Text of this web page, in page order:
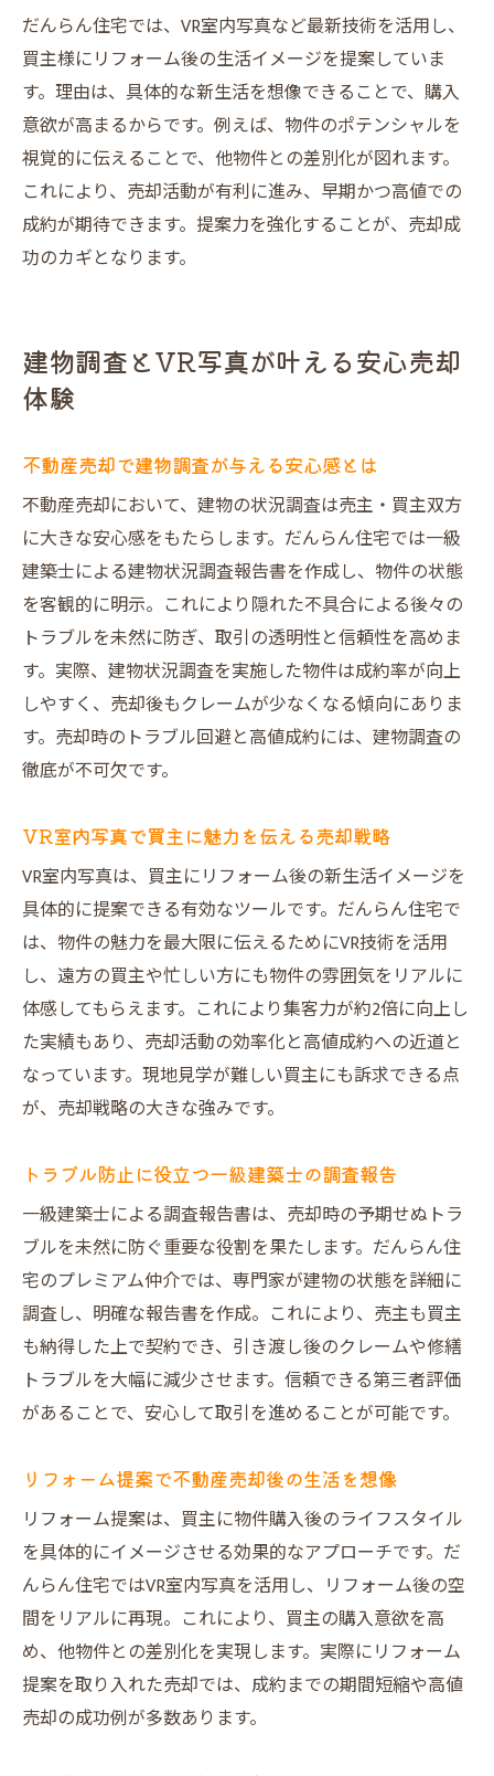
だんらん住宅では、VR室内写真など最新技術を活用し、
買主様にリフォーム後の生活イメージを提案していま
す。理由は、具体的な新生活を想像できることで、購入
意欲が高まるからです。例えば、物件のポテンシャルを
視覚的に伝えることで、他物件との差別化が図れます。
これにより、売却活動が有利に進み、早期かつ高値での
成約が期待できます。提案力を強化することが、売却成
功のカギとなります。
建物調査とVR写真が叶える安心売却
体験
不動産売却で建物調査が与える安心感とは
不動産売却において、建物の状況調査は売主・買主双方
に大きな安心感をもたらします。だんらん住宅では一級
建築士による建物状況調査報告書を作成し、物件の状態
を客観的に明示。これにより隠れた不具合による後々の
トラブルを未然に防ぎ、取引の透明性と信頼性を高めま
す。実際、建物状況調査を実施した物件は成約率が向上
しやすく、売却後もクレームが少なくなる傾向にありま
す。売却時のトラブル回避と高値成約には、建物調査の
徹底が不可欠です。
VR室内写真で買主に魅力を伝える売却戦略
VR室内写真は、買主にリフォーム後の新生活イメージを
具体的に提案できる有効なツールです。だんらん住宅で
は、物件の魅力を最大限に伝えるためにVR技術を活用
し、遠方の買主や忙しい方にも物件の雰囲気をリアルに
体感してもらえます。これにより集客力が約2倍に向上し
た実績もあり、売却活動の効率化と高値成約への近道と
なっています。現地見学が難しい買主にも訴求できる点
が、売却戦略の大きな強みです。
トラブル防止に役立つ一級建築士の調査報告
一級建築士による調査報告書は、売却時の予期せぬトラ
ブルを未然に防ぐ重要な役割を果たします。だんらん住
宅のプレミアム仲介では、専門家が建物の状態を詳細に
調査し、明確な報告書を作成。これにより、売主も買主
も納得した上で契約でき、引き渡し後のクレームや修繕
トラブルを大幅に減少させます。信頼できる第三者評価
があることで、安心して取引を進めることが可能です。
リフォーム提案で不動産売却後の生活を想像
リフォーム提案は、買主に物件購入後のライフスタイル
を具体的にイメージさせる効果的なアプローチです。だ
んらん住宅ではVR室内写真を活用し、リフォーム後の空
間をリアルに再現。これにより、買主の購入意欲を高
め、他物件との差別化を実現します。実際にリフォーム
提案を取り入れた売却では、成約までの期間短縮や高値
売却の成功例が多数あります。